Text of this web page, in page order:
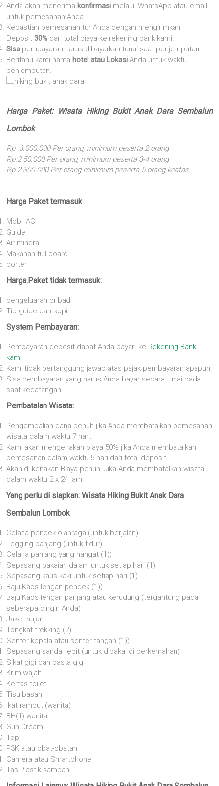
Anda akan menerima konfirmasi melalui WhatsApp atau email
untuk pemesanan Anda.
Kepastian pemesanan tur Anda dengan mengirimkan
Deposit30% dari total biaya ke rekening bank kami.
Sisa pembayaran harus dibayarkan tunai saat penjemputan
Beritahu kami nama hotel atau Lokasi Anda untuk waktu
penjemputan.
Harga Paket: Wisata Hiking Bukit Anak Dara Sembalun
Lombok
Rp .3.000.000 Per orang, minimum peserta 2 orang
Rp.2.50.000 Per orang, minimum peserta 3-4 orang
Rp 2 300.000 Per orang minimum peserta 5 orang keatas
Harga Paket termasuk
Mobil AC
Guide
Air mineral
Makanan full board
porter
Harga.Paket tidak termasuk:
pengeluaran pribadi
Tip guide dan sopir
System Pembayaran:
Pembayaran deposit dapat Anda bayar ke Rekening Bank
kami
Kami tidak bertanggung jawab atas pajak pembayaran apapun.
Sisa pembayaran yang harus Anda bayar secara tunai pada
saat kedatangan
Pembatalan Wisata:
Pengembalian dana penuh jika Anda membatalkan pemesanan
wisata dalam waktu 7 hari.
Kami akan mengenakan biaya 50% jika Anda membatalkan
pemesanan dalam waktu 5 hari dari total deposit.
Akan di kenakan Biaya penuh, Jika Anda membatalkan wisata
dalam waktu 2 x 24 jam
Yang perlu di siapkan: Wisata Hiking Bukit Anak Dara
Sembalun Lombok
Celana pendek olahraga (untuk berjalan)
Legging panjang (untuk tidur)
Celana panjang yang hangat (1))
Sepasang pakaian dalam untuk setiap hari (1)
Sepasang kaus kaki untuk setiap hari (1)
Baju Kaos lengan pendek (1))
Baju Kaos lengan panjang atau kerudung (tergantung pada
seberapa dingin Anda)
Jaket hujan
Tongkat trekking (2)
Senter kepala atau senter tangan (1))
Sepasang sandal jepit (untuk dipakai di perkemahan)
Sikat gigi dan pasta gigi
Krim wajah
Kertas toilet
Tisu basah
Ikat rambut (wanita)
BH(1) wanita
Sun Cream
Topi
P3K atau obat-obatan
Camera atau Smartphone
Tas Plastik sampah